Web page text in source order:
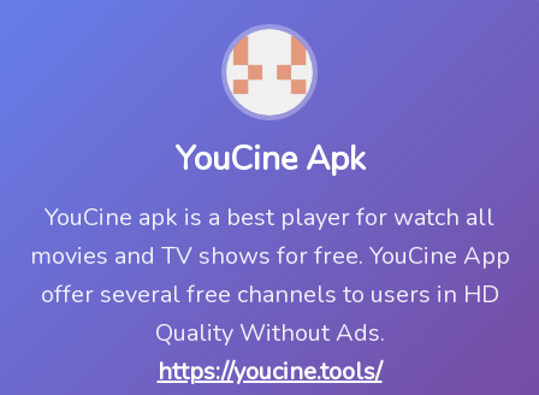
YouCine Apk
YouCine apk is a best player for watch all
movies and TV shows for free. YouCine App
offer several free channels to users in HD
Quality Without Ads.
https://youcine.tools/